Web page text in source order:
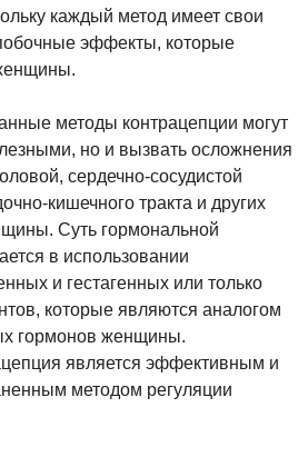
каждый метод имеет свои
эффекты, которые
методы контрацепции могут
но и вызвать осложнения
сердечно-сосудистой
кишечного тракта и других
Суть гормональной
в использовании
и гестагенных или только
которые являются аналогом
гормонов женщины.
является эффективным и
методом регуляции